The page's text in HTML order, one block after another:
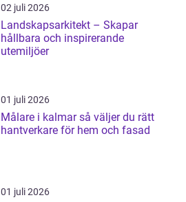
02 juli 2026
Landskapsarkitekt – Skapar
hållbara och inspirerande
utemiljöer
01 juli 2026
Målare i kalmar så väljer du rätt
hantverkare för hem och fasad
01 juli 2026